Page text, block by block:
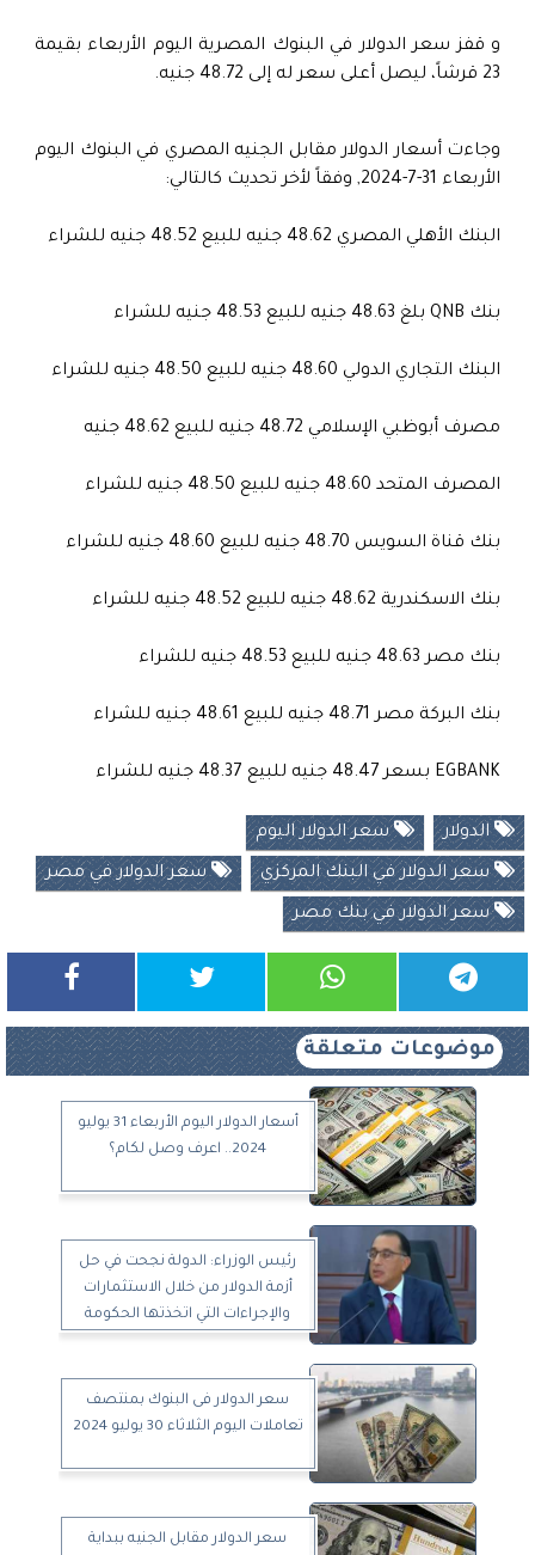
و قفز سعر الدولار في البنوك المصرية اليوم الأربعاء بقيمة
23 قرشاً، ليصل أعلى سعر له إلى 48.72 جنيه.
وجاءت أسعار الدولار مقابل الجنيه المصري في البنوك اليوم
الأربعاء 31-7-2024, وفقاً لأخر تحديث كالتالي:
البنك الأهلي المصري 48.62 جنيه للبيع 48.52 جنيه للشراء
بنك QNB بلغ 48.63 جنيه للبيع 48.53 جنيه للشراء
البنك التجاري الدولي 48.60 جنيه للبيع 48.50 جنيه للشراء
مصرف أبوظبي الإسلامي 48.72 جنيه للبيع 48.62 جنيه
المصرف المتحد 48.60 جنيه للبيع 48.50 جنيه للشراء
بنك قناة السويس 48.70 جنيه للبيع 48.60 جنيه للشراء
بنك الاسكندرية 48.62 جنيه للبيع 48.52 جنيه للشراء
بنك مصر 48.63 جنيه للبيع 48.53 جنيه للشراء
بنك البركة مصر 48.71 جنيه للبيع 48.61 جنيه للشراء
EGBANK بسعر 48.47 جنيه للبيع 48.37 جنيه للشراء
الدولار سعر الدولار اليوم
سعر الدولار في البنك المركزي سعر الدولار في مصر
سعر الدولار في بنك مصر
موضوعات متعلقة
أسعار الدولار اليوم الأربعاء 31 يوليو
2024.. اعرف وصل لكام؟
رئيس الوزراء: الدولة نجحت في حل
أزمة الدولار من خلال الاستثمارات
والإجراءات التي اتخذتها الحكومة
سعر الدولار فى البنوك بمنتصف
تعاملات اليوم الثلاثاء 30 يوليو 2024
سعر الدولار مقابل الجنيه ببداية